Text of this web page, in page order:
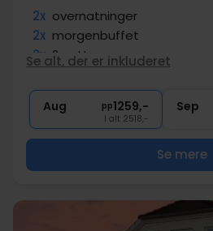
2x overnatninger
2x morgenbuffet
2x 2-retters menu
∞ Gratis internet og parkering
Se alt, der er inkluderet
Aug pp1259,-
I alt 2518,-
Sep
Se mere